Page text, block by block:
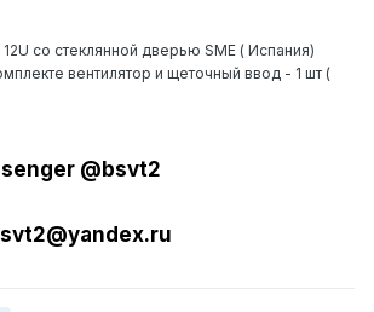
cо стеклянной дверью SME ( Испания)
те вентилятор и щеточный ввод - 1 шт (
@bsvt2